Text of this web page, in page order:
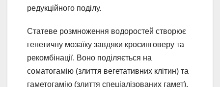
редукційного поділу.
Статеве розмноження водоростей створює
генетичну мозаїку завдяки кросинговеру та
рекомбінації. Воно поділяється на
соматогамію (злиття вегетативних клітин) та
гаметогамію (злиття спеціалізованих гамет).